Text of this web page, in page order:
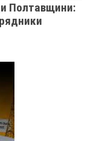
Полтавщини: